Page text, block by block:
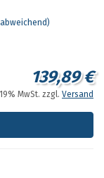
139,89 €
MwSt. zzgl. Versand